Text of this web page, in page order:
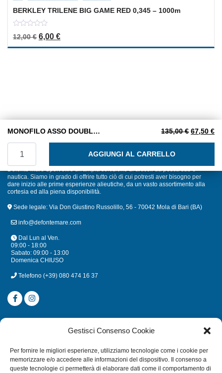
Gestisci Consenso Cookie
Per fornire le migliori esperienze, utilizziamo tecnologie come i cookie per
memorizzare e/o accedere alle informazioni del dispositivo. Il consenso a
queste tecnologie ci permetterà di elaborare dati come il comportamento di
BERKLEY TRILENE BIG GAME RED 0,345 – 1000m
out
of
12,00€ Il prezzo originale era: 12,00 €.
6,00 €Il prezzo attuale è: 6,00 €.
MONOFILO ASSO DOUBLE STRENGTH 1000 m. 1,00 mm. 135,00€ Il prezzo
67,50 €Il
AGGIUNGI AL CARRELLO
Defonte Mare Sport offre un'ampia selezione di articoli da pesca sub e
nautica. Siamo in grado di offrire tutto ciò di cui potresti aver bisogno per
dare inizio alle prime esperienze alieutiche, da un vasto assortimento alla
cortesia ed alla piena disponibilità.
Sede legale: Via Don Giustino Russolillo, 56 - 70042 Mola di Bari (BA)
info@defontemare.com
Dal Lun al Ven.
09:00 - 18:00
Sabato: 09:00 - 13:00
Domenica CHIUSO
Telefono (+39) 080 474 16 37
CATEGORIE
MULINELLI
CANNE